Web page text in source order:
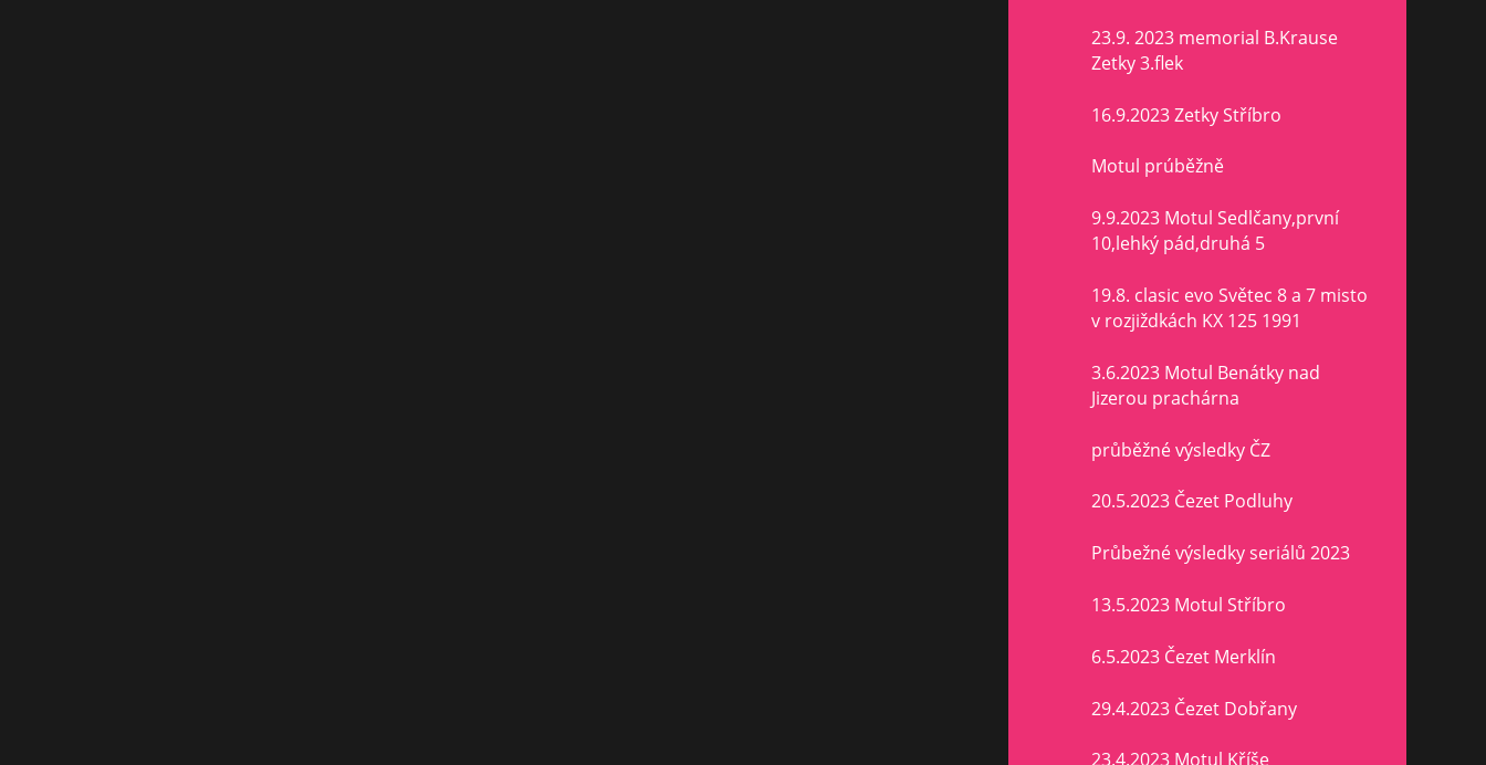
23.9. 2023 memorial B.Krause
Zetky 3.flek
16.9.2023 Zetky Stříbro
Motul prúběžně
9.9.2023 Motul Sedlčany,první
10,lehký pád,druhá 5
19.8. clasic evo Světec 8 a 7 misto
v rozjiždkách KX 125 1991
3.6.2023 Motul Benátky nad
Jizerou prachárna
průběžné výsledky ČZ
20.5.2023 Čezet Podluhy
Průbežné výsledky seriálů 2023
13.5.2023 Motul Stříbro
6.5.2023 Čezet Merklín
29.4.2023 Čezet Dobřany
23.4.2023 Motul Kříše